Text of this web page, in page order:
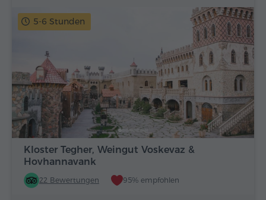
5-6 Stunden
Kloster Tegher, Weingut Voskevaz &
Hovhannavank
22 Bewertungen 95% empfohlen